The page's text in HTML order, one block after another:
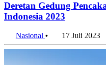
Deretan Gedung
Indonesia 2023
Nasional • 17 Juli 2023